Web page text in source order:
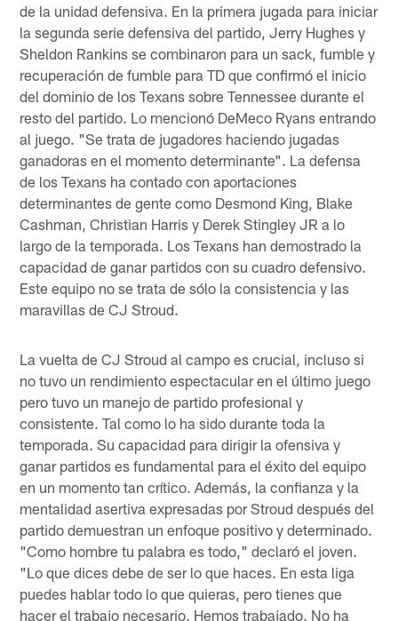
de la unidad defensiva. En la primera jugada para iniciar
la segunda serie defensiva del partido, Jerry Hughes y
Sheldon Rankins se combinaron para un sack, fumble y
recuperación de fumble para TD que confirmó el inicio
del dominio de los Texans sobre Tennessee durante el
resto del partido. Lo mencionó DeMeco Ryans entrando
al juego. "Se trata de jugadores haciendo jugadas
ganadoras en el momento determinante". La defensa
de los Texans ha contado con aportaciones
determinantes de gente como Desmond King, Blake
Cashman, Christian Harris y Derek Stingley JR a lo
largo de la temporada. Los Texans han demostrado la
capacidad de ganar partidos con su cuadro defensivo.
Este equipo no se trata de sólo la consistencia y las
maravillas de CJ Stroud.
La vuelta de CJ Stroud al campo es crucial, incluso si
no tuvo un rendimiento espectacular en el último juego
pero tuvo un manejo de partido profesional y
consistente. Tal como lo ha sido durante toda la
temporada. Su capacidad para dirigir la ofensiva y
ganar partidos es fundamental para el éxito del equipo
en un momento tan crítico. Además, la confianza y la
mentalidad asertiva expresadas por Stroud después del
partido demuestran un enfoque positivo y determinado.
"Como hombre tu palabra es todo," declaró el joven.
"Lo que dices debe de ser lo que haces. En esta liga
puedes hablar todo lo que quieras, pero tienes que
hacer el trabajo necesario. Hemos trabajado. No ha